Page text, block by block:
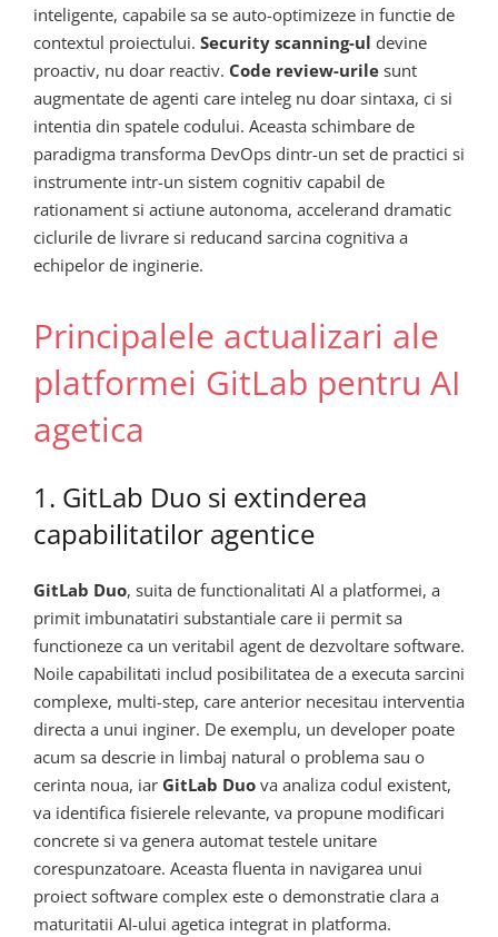
inteligente, capabile sa se auto-optimizeze in functie de
contextul proiectului. Security scanning-ul devine
proactiv, nu doar reactiv. Code review-urile sunt
augmentate de agenti care inteleg nu doar sintaxa, ci si
intentia din spatele codului. Aceasta schimbare de
paradigma transforma DevOps dintr-un set de practici si
instrumente intr-un sistem cognitiv capabil de
rationament si actiune autonoma, accelerand dramatic
ciclurile de livrare si reducand sarcina cognitiva a
echipelor de inginerie.
Principalele actualizari ale
platformei GitLab pentru AI
agetica
1. GitLab Duo si extinderea
capabilitatilor agentice
GitLab Duo, suita de functionalitati AI a platformei, a
primit imbunatatiri substantiale care ii permit sa
functioneze ca un veritabil agent de dezvoltare software.
Noile capabilitati includ posibilitatea de a executa sarcini
complexe, multi-step, care anterior necesitau interventia
directa a unui inginer. De exemplu, un developer poate
acum sa descrie in limbaj natural o problema sau o
cerinta noua, iar GitLab Duo va analiza codul existent,
va identifica fisierele relevante, va propune modificari
concrete si va genera automat testele unitare
corespunzatoare. Aceasta fluenta in navigarea unui
proiect software complex este o demonstratie clara a
maturitatii AI-ului agetica integrat in platforma.